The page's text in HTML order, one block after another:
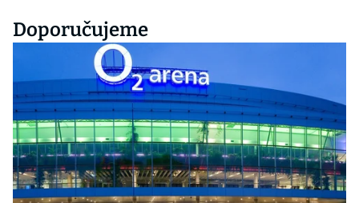
Doporučujeme